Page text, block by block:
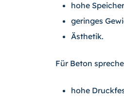
hohe
geringes
Ästhetik.
Für Beton
hohe